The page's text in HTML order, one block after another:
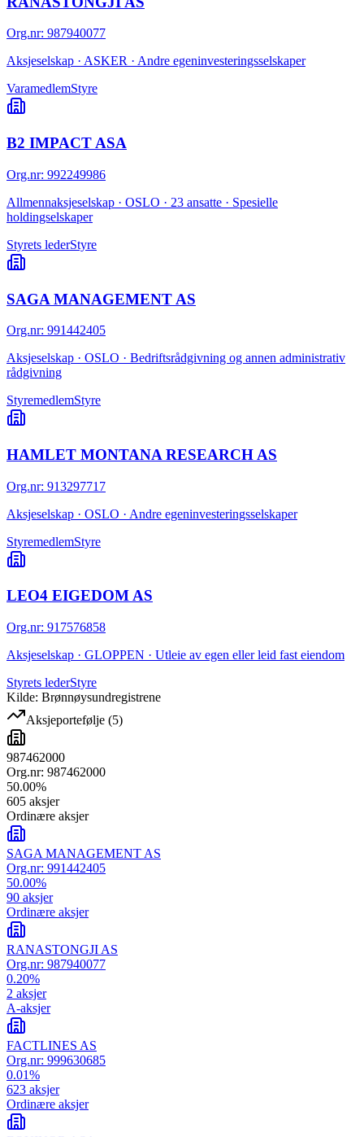
Org.nr: 987940077
Aksjeselskap · ASKER · Andre egeninvesteringsselskaper
VaramedlemStyre
B2 IMPACT ASA
Org.nr: 992249986
Allmennaksjeselskap · OSLO · 23 ansatte · Spesielle
holdingselskaper
Styrets lederStyre
SAGA MANAGEMENT AS
Org.nr: 991442405
Aksjeselskap · OSLO · Bedriftsrådgivning og annen administrativ
rådgivning
StyremedlemStyre
HAMLET MONTANA RESEARCH AS
Org.nr: 913297717
Aksjeselskap · OSLO · Andre egeninvesteringsselskaper
StyremedlemStyre
LEO4 EIGEDOM AS
Org.nr: 917576858
Aksjeselskap · GLOPPEN · Utleie av egen eller leid fast eiendom
Styrets lederStyre
Kilde: Brønnøysundregistrene
Aksjeportefølje (5)
987462000
Org.nr: 987462000
50.00%
605 aksjer
Ordinære aksjer
SAGA MANAGEMENT AS
Org.nr: 991442405
50.00%
90 aksjer
Ordinære aksjer
RANASTONGJI AS
Org.nr: 987940077
0.20%
2 aksjer
A-aksjer
FACTLINES AS
Org.nr: 999630685
0.01%
623 aksjer
Ordinære aksjer